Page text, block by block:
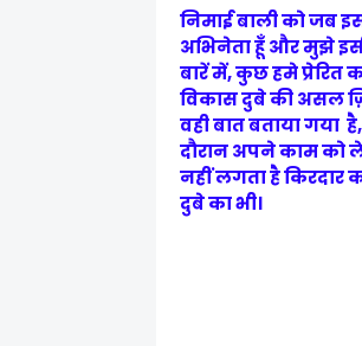
निमाई बाली को जब
अभिनेता हूँ और मुझे
बारें में, कुछ हमे प्रेरित
विकास दुबे की असल
वही बात बताया गया
दौरान अपने काम को
नहीं लगता है किरदार
दुबे का भी।